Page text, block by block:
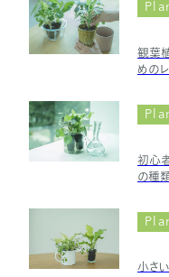
観葉
めの
初心
の種
小さ